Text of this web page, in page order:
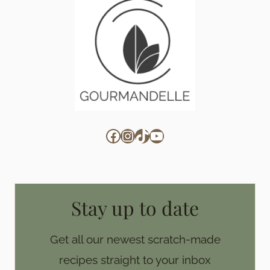
Facebook
Instagram
TikTok
YouTube
Stay up to date
Get all our newest scratch-made
recipes straight to your inbox